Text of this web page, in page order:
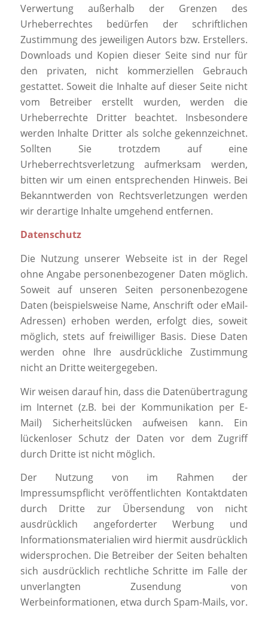
Verwertung außerhalb der Grenzen des
Urheberrechtes bedürfen der schriftlichen
Zustimmung des jeweiligen Autors bzw. Erstellers.
Downloads und Kopien dieser Seite sind nur für
den privaten, nicht kommerziellen Gebrauch
gestattet. Soweit die Inhalte auf dieser Seite nicht
vom Betreiber erstellt wurden, werden die
Urheberrechte Dritter beachtet. Insbesondere
werden Inhalte Dritter als solche gekennzeichnet.
Sollten Sie trotzdem auf eine
Urheberrechtsverletzung aufmerksam werden,
bitten wir um einen entsprechenden Hinweis. Bei
Bekanntwerden von Rechtsverletzungen werden
wir derartige Inhalte umgehend entfernen.
Datenschutz
Die Nutzung unserer Webseite ist in der Regel
ohne Angabe personenbezogener Daten möglich.
Soweit auf unseren Seiten personenbezogene
Daten (beispielsweise Name, Anschrift oder eMail-
Adressen) erhoben werden, erfolgt dies, soweit
möglich, stets auf freiwilliger Basis. Diese Daten
werden ohne Ihre ausdrückliche Zustimmung
nicht an Dritte weitergegeben.
Wir weisen darauf hin, dass die Datenübertragung
im Internet (z.B. bei der Kommunikation per E-
Mail) Sicherheitslücken aufweisen kann. Ein
lückenloser Schutz der Daten vor dem Zugriff
durch Dritte ist nicht möglich.
Der Nutzung von im Rahmen der
Impressumspflicht veröffentlichten Kontaktdaten
durch Dritte zur Übersendung von nicht
ausdrücklich angeforderter Werbung und
Informationsmaterialien wird hiermit ausdrücklich
widersprochen. Die Betreiber der Seiten behalten
sich ausdrücklich rechtliche Schritte im Falle der
unverlangten Zusendung von
Werbeinformationen, etwa durch Spam-Mails, vor.